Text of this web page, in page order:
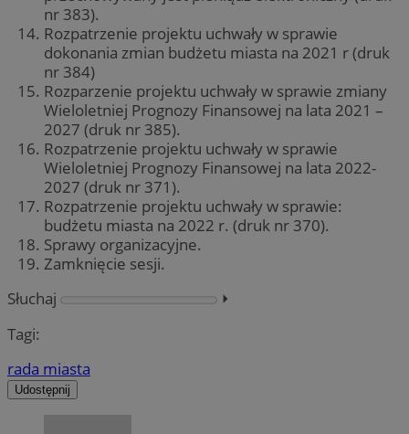
nr 383).
Rozpatrzenie projektu uchwały w sprawie
dokonania zmian budżetu miasta na 2021 r (druk
nr 384)
Rozparzenie projektu uchwały w sprawie zmiany
Wieloletniej Prognozy Finansowej na lata 2021 –
2027 (druk nr 385).
Rozpatrzenie projektu uchwały w sprawie
Wieloletniej Prognozy Finansowej na lata 2022-
2027 (druk nr 371).
Rozpatrzenie projektu uchwały w sprawie:
budżetu miasta na 2022 r. (druk nr 370).
Sprawy organizacyjne.
Zamknięcie sesji.
Słuchaj
⏵︎
Tagi:
rada miasta
Udostępnij